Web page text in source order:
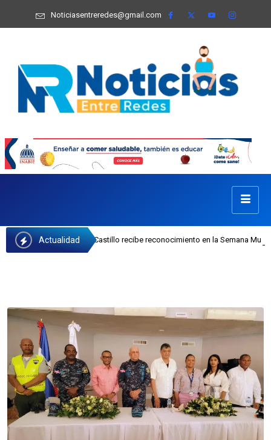
Noticiasentreredes@gmail.com
Actualidad
Josefa Castillo recibe reconocimiento en la Semana Mundial de la